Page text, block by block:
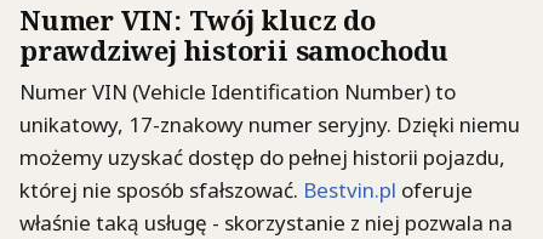
Numer VIN: Twój klucz do
prawdziwej historii samochodu
Numer VIN (Vehicle Identification Number) to
unikatowy, 17-znakowy numer seryjny. Dzięki niemu
możemy uzyskać dostęp do pełnej historii pojazdu,
której nie sposób sfałszować. Bestvin.pl oferuje
właśnie taką usługę - skorzystanie z niej pozwala na